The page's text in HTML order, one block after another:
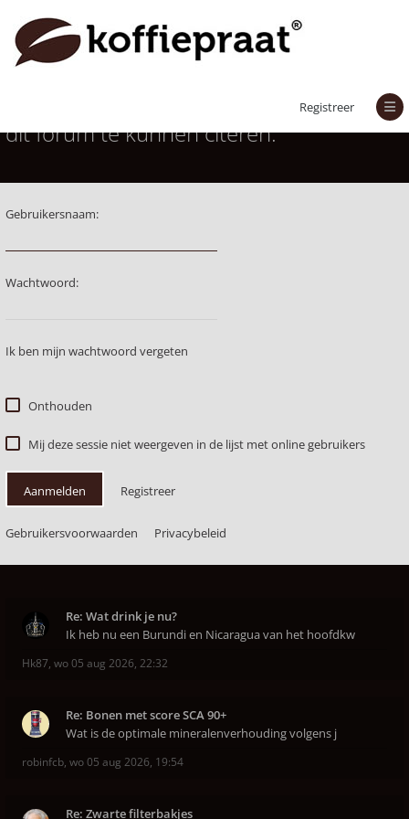
Registreer
Je moet aangemeld zijn om berichten in
dit forum te kunnen citeren.
Gebruikersnaam:
Wachtwoord:
Ik ben mijn wachtwoord vergeten
Onthouden
Mij deze sessie niet weergeven in de lijst met online gebruikers
Aanmelden Registreer
Gebruikersvoorwaarden Privacybeleid
Re: Wat drink je nu?
Ik heb nu een Burundi en Nicaragua van het hoofdkw
Hk87, wo 05 aug 2026, 22:32
Re: Bonen met score SCA 90+
Wat is de optimale mineralenverhouding volgens j
robinfcb, wo 05 aug 2026, 19:54
Re: Zwarte filterbakjes